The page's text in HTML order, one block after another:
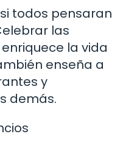
todos pensaran
las
la vida
enseña a
y
demás.